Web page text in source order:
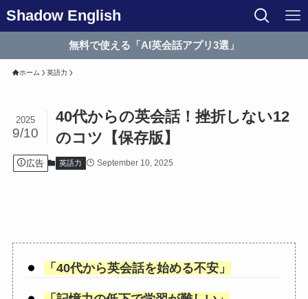
Shadow English
無料で使える「AI英会話アプリ3選」
ホーム 英語力
40代からの英会話！挫折しない12
のコツ【保存版】
2025
9/10
広告 英語力 September 10, 2025
「 40代から英会話を始める不安」